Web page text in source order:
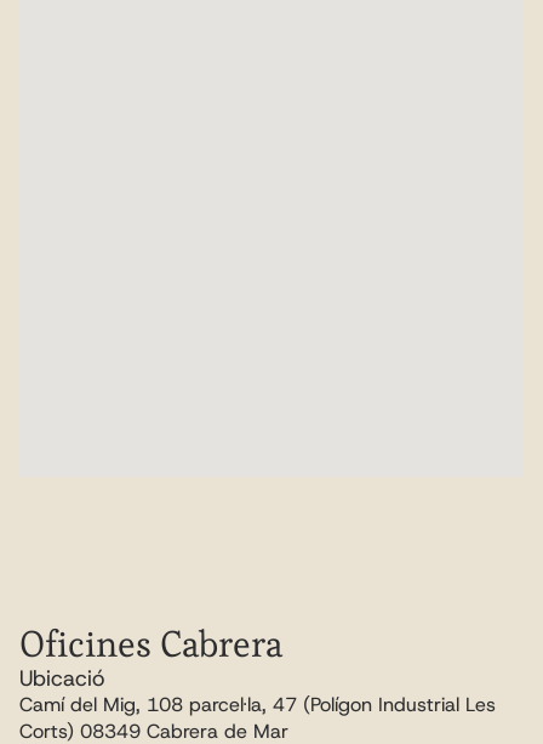
Oficines Cabrera
Ubicació
Camí del Mig, 108 parcel·la, 47 (Polígon Industrial Les
Corts) 08349 Cabrera de Mar